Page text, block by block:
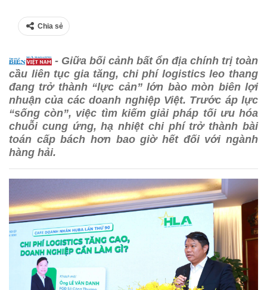
Chia sẻ
- Giữa bối cảnh bất ổn địa chính trị toàn
cầu liên tục gia tăng, chi phí logistics leo thang
đang trở thành “lực cản” lớn bào mòn biên lợi
nhuận của các doanh nghiệp Việt. Trước áp lực
“sống còn”, việc tìm kiếm giải pháp tối ưu hóa
chuỗi cung ứng, hạ nhiệt chi phí trở thành bài
toán cấp bách hơn bao giờ hết đối với ngành
hàng hải.